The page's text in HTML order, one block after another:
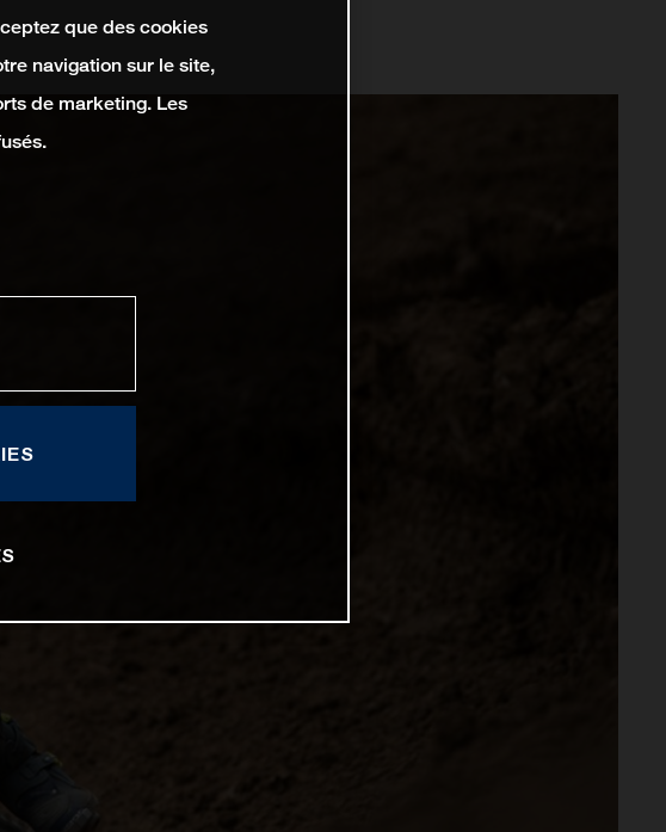
que des cookies
navigation sur le site,
de marketing. Les